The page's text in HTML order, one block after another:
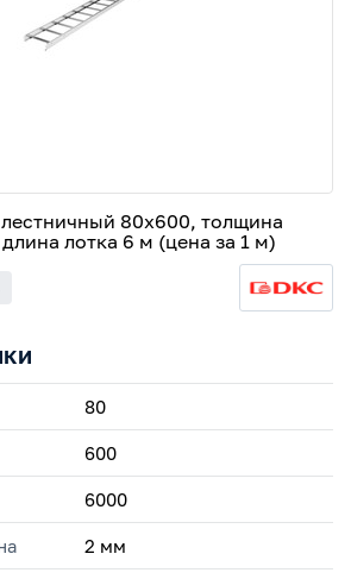
80х600, толщина
лотка 6 м (цена за 1 м)
80
600
6000
2 мм